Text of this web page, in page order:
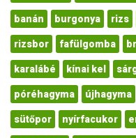
banán burgonya rizs
rizsbor fafülgomba
karalábé kínai kel
póréhagyma újhagyma
sütőpor nyírfacukor